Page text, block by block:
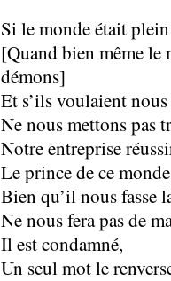
Si le monde était
[Quand bien même le
démons]
Et s’ils voulaient
Ne nous mettons pas
Notre entreprise
Le prince de ce monde
Bien qu’il nous fasse
Ne nous fera pas de
Il est condamné,
Un seul mot le